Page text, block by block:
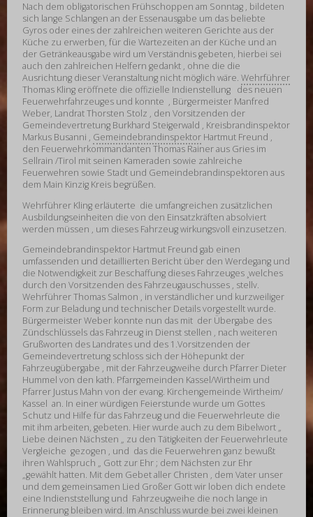
Nach dem obligatorischen Frühschoppen am Sonntag , bildeten
sich lange Schlangen an der Essenausgabe um das beliebte
Gyros oder eines der zahlreichen weiteren Gerichte aus der
Küche zu erwerben, für die Wartezeiten an der Küche und an
der Getränkeausgabe wird um Verständnis gebeten, hierbei sei
auch den zahlreichen Helfern gedankt , ohne die die
Ausrichtung dieser Veranstaltung nicht möglich wäre.Wehrführer
Thomas Kling eröffnete die offizielle Indienstellung des neuen
Feuerwehrfahrzeuges und konnte , Bürgermeister Manfred
Weber, Landrat Thorsten Stolz , den Vorsitzenden der
Gemeindevertretung Burkhard Steigerwald , Kreisbrandinspektor
Markus Busanni , Gemeindebrandinspektor Hartmut Freund ,
den Feuerwehrkommandanten Thomas Rainer aus Gries im
Sellrain /Tirol mit seinen Kameraden sowie zahlreiche
Feuerwehren sowie Stadt und Gemeindebrandinspektoren aus
dem Main Kinzig Kreis begrüßen.
Wehrführer Kling erläuterte die umfangreichen zusätzlichen
Ausbildungseinheiten die von den Einsatzkräften absolviert
werden müssen , um dieses Fahrzeug wirkungsvoll einzusetzen.
Gemeindebrandinspektor Hartmut Freund gab einen
umfassenden und detaillierten Bericht über den Werdegang und
die Notwendigkeit zur Beschaffung dieses Fahrzeuges ¸welches
durch den Vorsitzenden des Fahrzeugauschusses , stellv.
Wehrführer Thomas Salmon , in verständlicher und kurzweiliger
Form zur Beladung und technischer Details vorgestellt wurde.
Bürgermeister Weber konnte nun das mit der Übergabe des
Zündschlüssels das Fahrzeug in Dienst stellen , nach weiteren
Grußworten des Landrates und des 1.Vorsitzenden der
Gemeindevertretung schloss sich der Höhepunkt der
Fahrzeugübergabe , mit der Fahrzeugweihe durch Pfarrer Dieter
Hummel von den kath. Pfarrgemeinden Kassel/Wirtheim und
Pfarrer Justus Mahn von der evang. Kirchengemeinde Wirtheim/
Kassel an. In einer würdigen Feierstunde wurde um Gottes
Schutz und Hilfe für das Fahrzeug und die Feuerwehrleute die
mit ihm arbeiten, gebeten. Hier wurde auch zu dem Bibelwort „
Liebe deinen Nächsten „ zu den Tätigkeiten der Feuerwehrleute
Vergleiche gezogen , und das die Feuerwehren ganz bewußt
ihren Wahlspruch „ Gott zur Ehr ; dem Nächsten zur Ehr
„gewählt hatten. Mit dem Gebet aller Christen , dem Vater unser
und dem gemeinsamen Lied Großer Gott wir loben dich endete
eine Indienststellung und Fahrzeugweihe die noch lange in
Erinnerung bleiben wird. Im Anschluss wurde bei zwei kleinen